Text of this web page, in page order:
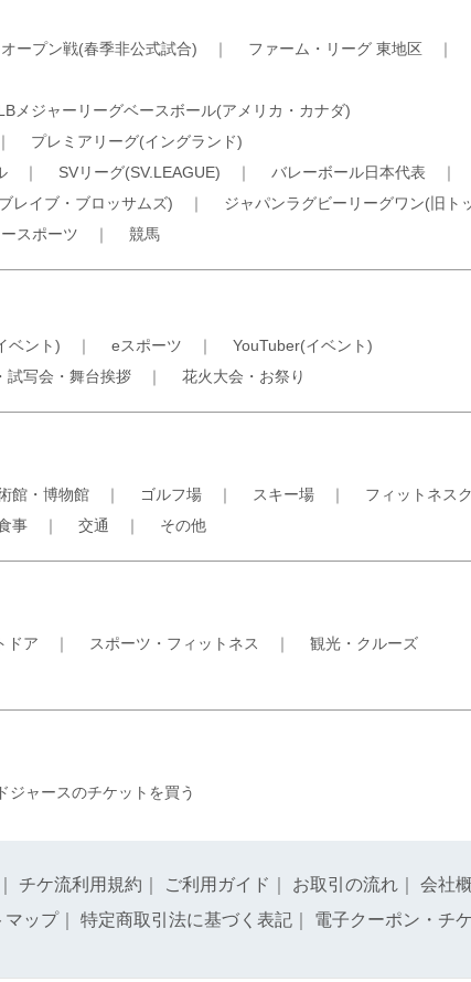
オープン戦(春季非公式試合) ｜ ファーム・リーグ 東地区 ｜
メジャーリーグベースボール(アメリカ・カナダ)
プレミアリーグ(イングランド)
｜ SVリーグ(SV.LEAGUE) ｜ バレーボール日本代表 ｜
レイブ・ブロッサムズ) ｜ ジャパンラグビーリーグワン(旧ト
スポーツ ｜ 競馬
ベント) ｜ eスポーツ ｜ YouTuber(イベント)
試写会・舞台挨拶 ｜ 花火大会・お祭り
館・博物館 ｜ ゴルフ場 ｜ スキー場 ｜ フィットネス
事 ｜ 交通 ｜ その他
ドア ｜ スポーツ・フィットネス ｜ 観光・クルーズ
ジャースのチケットを買う
チケ流利用規約 ご利用ガイド お取引の流れ 会社
マップ｜ 特定商取引法に基づく表記 電子クーポン・チ